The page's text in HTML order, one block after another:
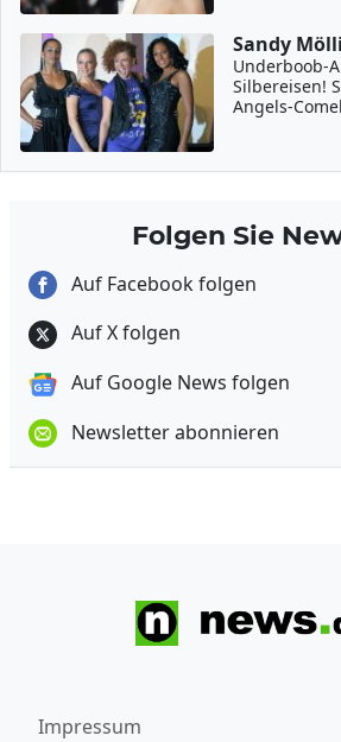
Sandy
Underboob-
Silbereisen!
Angels-
Folgen Sie
Auf Facebook folgen
Auf X folgen
Auf Google News folgen
Newsletter abonnieren
Impressum